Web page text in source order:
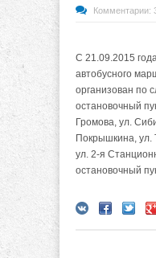
Комментарии:
С 21.09.2015
автобусного
организован по
остановочный
Громова, ул.
Покрышкина, ул.
ул. 2-я
остановочный